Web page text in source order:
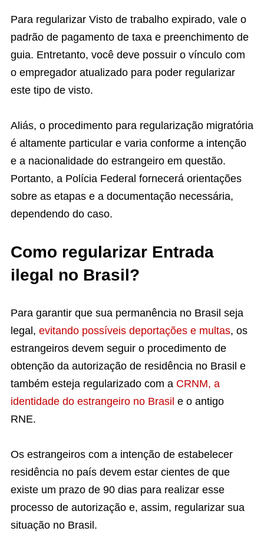
Para regularizar Visto de trabalho expirado, vale o
padrão de pagamento de taxa e preenchimento de
guia. Entretanto, você deve possuir o vínculo com
o empregador atualizado para poder regularizar
este tipo de visto.
Aliás, o procedimento para regularização migratória
é altamente particular e varia conforme a intenção
e a nacionalidade do estrangeiro em questão.
Portanto, a Polícia Federal fornecerá orientações
sobre as etapas e a documentação necessária,
dependendo do caso.
Como regularizar Entrada
ilegal no Brasil?
Para garantir que sua permanência no Brasil seja
legal, evitando possíveis deportações e multas, os
estrangeiros devem seguir o procedimento de
obtenção da autorização de residência no Brasil e
também esteja regularizado com a CRNM, a
identidade do estrangeiro no Brasil e o antigo
RNE.
Os estrangeiros com a intenção de estabelecer
residência no país devem estar cientes de que
existe um prazo de 90 dias para realizar esse
processo de autorização e, assim, regularizar sua
situação no Brasil.